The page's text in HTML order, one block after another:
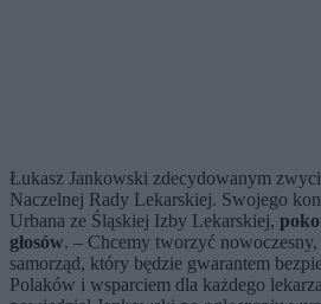
Łukasz Jankowski zdecydowanym
Naczelnej Rady Lekarskiej. Swojego
Urbana ze Śląskiej Izby Lekarskiej,
głosów. – Chcemy tworzyć
samorząd, który będzie gwarantem
Polaków i wsparciem dla każdego